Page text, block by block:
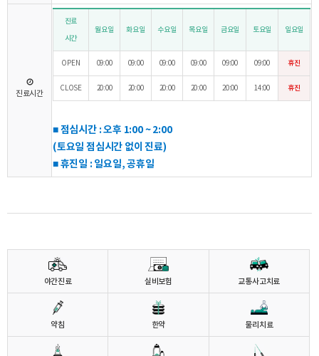
진료시간
진료
시간
월요일 화요일 수요일 목요일 금요일 토요일 일요일
OPEN 09:00 09:00 09:00 09:00 09:00 09:00 휴진
CLOSE 20:00 20:00 20:00 20:00 20:00 14:00 휴진
■점심시간 : 오후 1:00 ~ 2:00
(토요일 점심시간 없이 진료)
■휴진일 : 일요일, 공휴일
야간진료 실비보험 교통사고치료
약침 한약 물리치료